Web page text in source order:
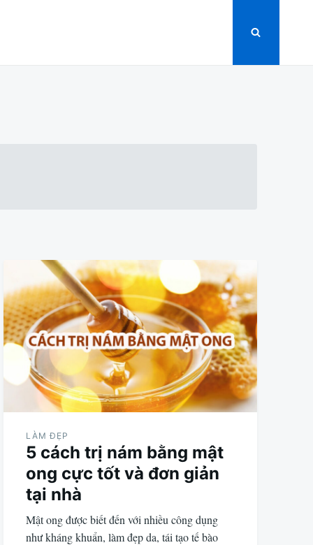
LÀM ĐẸP
5 cách trị nám bằng mật
ong cực tốt và đơn giản
tại nhà
Mật ong được biết đến với nhiều công dụng
như kháng khuẩn, làm đẹp da, tái tạo tế bào